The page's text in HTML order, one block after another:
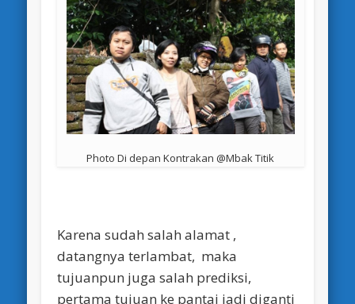
Photo Di depan Kontrakan @Mbak Titik
Karena sudah salah alamat ,
datangnya terlambat, maka
tujuanpun juga salah prediksi,
pertama tujuan ke pantai jadi diganti